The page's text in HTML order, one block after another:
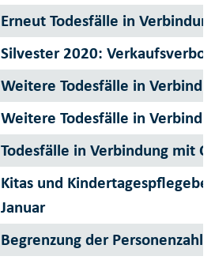
Erneut Todesfälle in
Silvester 2020:
Weitere Todesfälle in
Weitere Todesfälle in
Todesfälle in Verbindung mit
Kitas und
Januar
Begrenzung der Personenzahl